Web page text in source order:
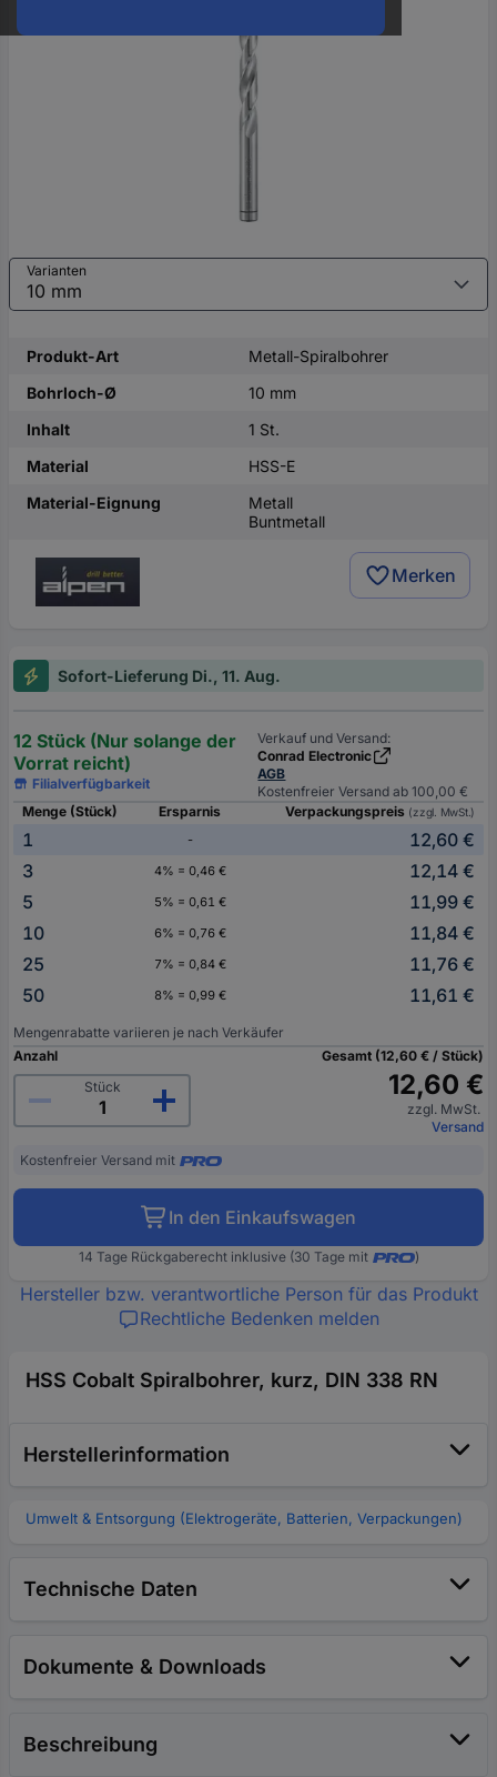
Varianten
Produkt-Art
Metall-Spiralbohrer
Bohrloch-Ø
10 mm
Inhalt
1 St.
Material
HSS-E
Material-Eignung
Metall
Buntmetall
Merken
Sofort-Lieferung Di., 11. Aug.
12 Stück (Nur solange der
Vorrat reicht)
Filialverfügbarkeit
Verkauf und Versand:
Conrad Electronic
AGB
Kostenfreier Versand ab 100,00 €
Menge (Stück)
Ersparnis Verpackungspreis (zzgl. MwSt.)
1 -
12,60 €
3
4% = 0,46 €
12,14 €
5
5% = 0,61 €
11,99 €
10
6% = 0,76 €
11,84 €
25
7% = 0,84 €
11,76 €
50
8% = 0,99 € 11,61 €
Mengenrabatte variieren je nach Verkäufer
Anzahl
Stück
Gesamt (12,60 € / Stück)
12,60 €
zzgl. MwSt.
Versand
Kostenfreier Versand mit
In den Einkaufswagen
14 Tage Rückgaberecht inklusive (30 Tage mit )
Hersteller bzw. verantwortliche Person für das Produkt
Rechtliche Bedenken melden
HSS Cobalt Spiralbohrer, kurz, DIN 338 RN
Herstellerinformation
Umwelt & Entsorgung (Elektrogeräte, Batterien, Verpackungen)
Technische Daten
Dokumente & Downloads
Beschreibung